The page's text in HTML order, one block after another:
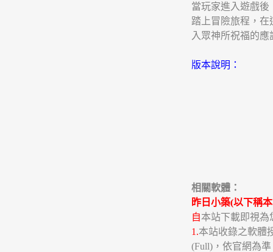
當玩家進入遊戲
踏上冒險旅程，
入眾神所祝福的
版本說明：
相關軟體：
昨日小築(以下稱
自本站下載即視為
1.本站收錄之軟體
(Full)，依官網為